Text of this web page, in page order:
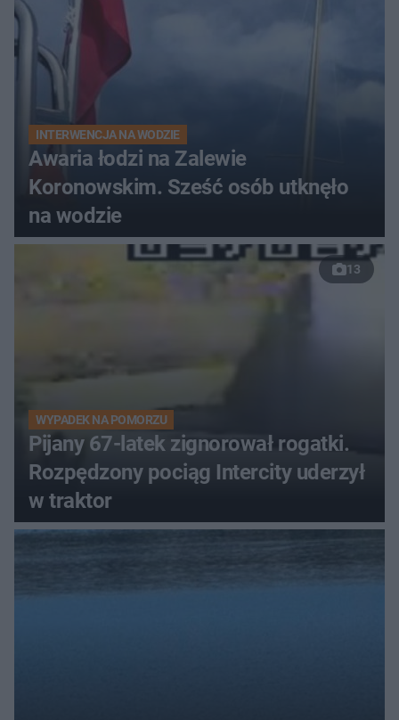
INTERWENCJA NA WODZIE
Awaria łodzi na Zalewie
Koronowskim. Sześć osób utknęło
na wodzie
13
WYPADEK NA POMORZU
Pijany 67-latek zignorował rogatki.
Rozpędzony pociąg Intercity uderzył
w traktor